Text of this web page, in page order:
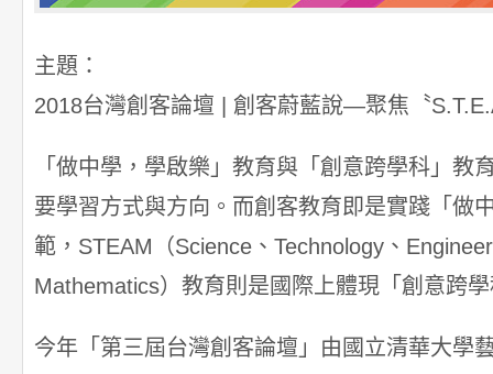
主題：
2018台灣創客論壇 | 創客蔚藍說—聚焦〝
「做中學，學啟樂」教育與「創意跨學科」教
要學習方式與方向。而創客教育即是實踐「做
範，STEAM（Science、Technology、
Mathematics）教育則是國際上體現「創意跨
今年「第三屆台灣創客論壇」由國立清華大學